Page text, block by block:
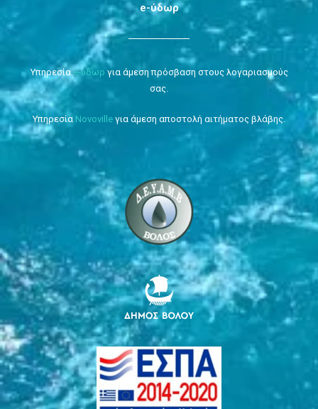
e-ύδωρ
Υπηρεσίαe-ύδωρ για άμεση πρόσβαση στους λογαριασμούς
σας.
Υπηρεσία Novoville για άμεση αποστολή αιτήματος βλάβης.